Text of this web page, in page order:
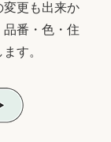
変更も出来か
番・色・住
す。